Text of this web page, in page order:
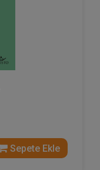
Sepete Ekle